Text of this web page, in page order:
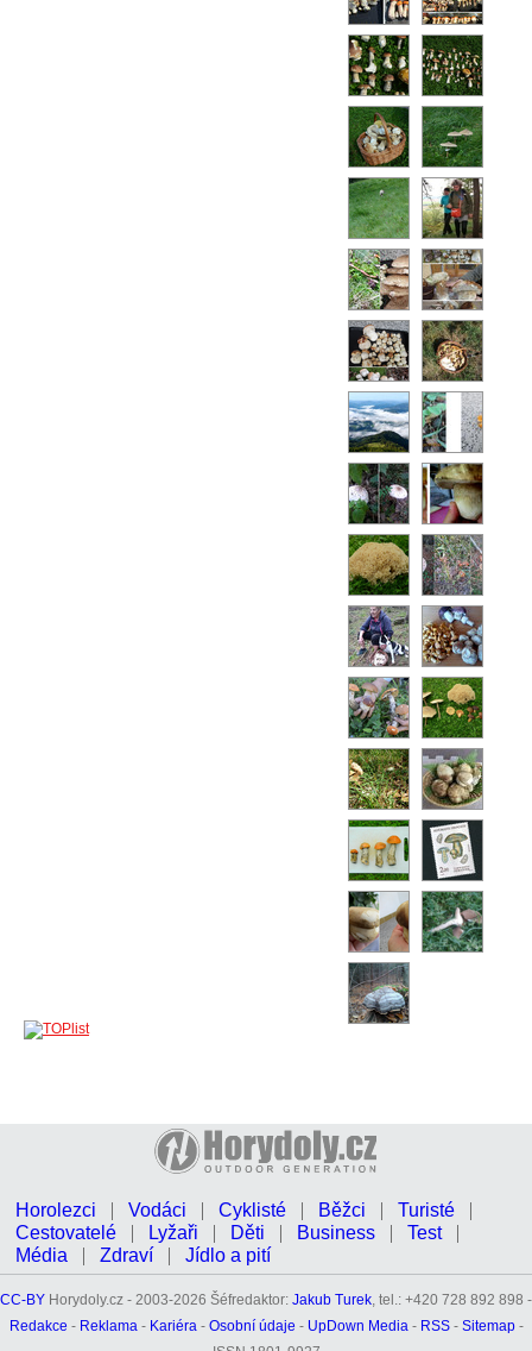
Horolezci Vodáci Cyklisté Běžci
Turisté
Cestovatelé
Lyžaři Děti Business
Test
Média
Zdraví Jídlo a pití
CC-BY Horydoly.cz - 2003-2026 Šéfredaktor: Jakub Turek, tel.: +420 728 892 898 -
Redakce - Reklama- Kariéra- Osobní údaje - UpDown Media- RSS- Sitemap-